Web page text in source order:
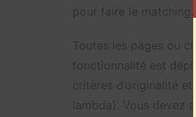
pour faire le matching.
Toutes les pages ou
fonctionnalité est
critères d’originalité
lambda). Vous devez